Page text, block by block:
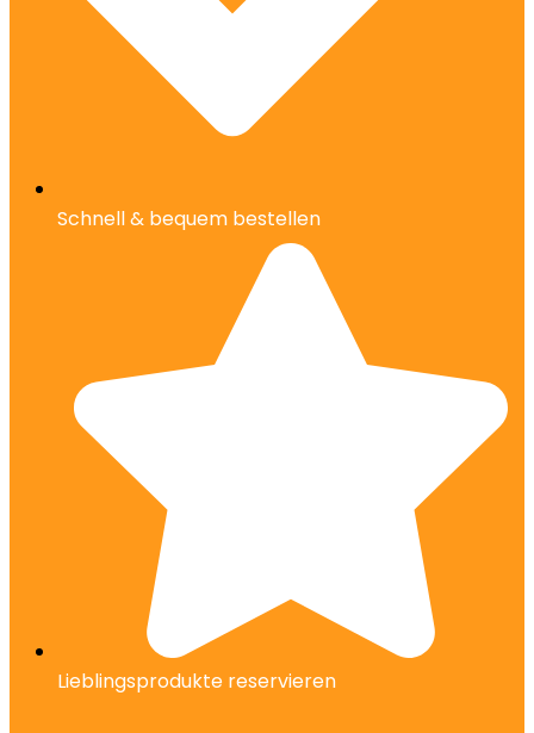
Schnell & bequem bestellen
Lieblingsprodukte reservieren